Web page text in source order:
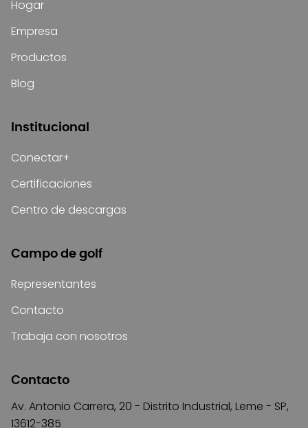
Hogar
Empresa
Productos
Blog
Institucional
Conectar+
Certificaciones
Centro de descargas
Campo de golf
Representantes
Contacto
Trabaja con nosotros
Contacto
Av. Antonio Carrera, 20 - Distrito Industrial, Leme - SP,
13612-385